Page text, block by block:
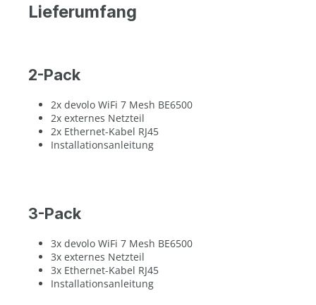
Lieferumfang
2-Pack
2x devolo WiFi 7 Mesh BE6500
2x externes Netzteil
2x Ethernet-Kabel RJ45
Installationsanleitung
3-Pack
3x devolo WiFi 7 Mesh BE6500
3x externes Netzteil
3x Ethernet-Kabel RJ45
Installationsanleitung